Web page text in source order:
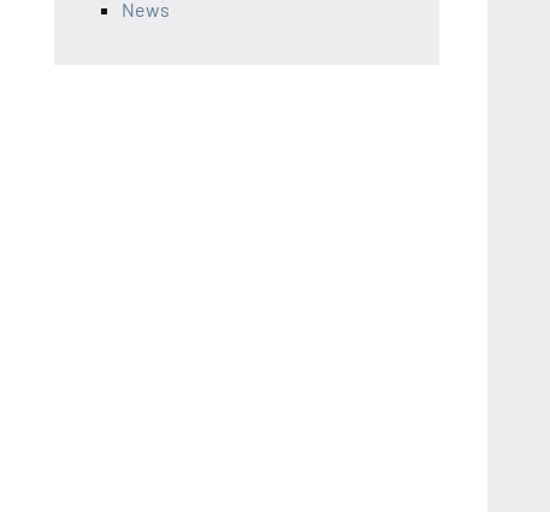
News